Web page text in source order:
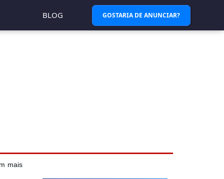
BLOG GOSTARIA DE ANUNCIAR?
mais